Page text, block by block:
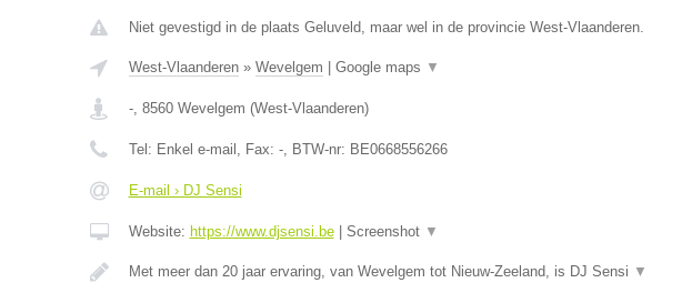
Niet gevestigd in de plaats Geluveld, maar wel in de provincie West-Vlaanderen.
West-Vlaanderen» Wevelgem Google maps ▼
-, 8560 Wevelgem (West-Vlaanderen)
Tel: Enkel e-mail , Fax: -, BTW-nr: BE0668556266
E-mail › DJ Sensi
Website: https://www.djsensi.be| Screenshot ▼
Met meer dan 20 jaar ervaring, van Wevelgem tot Nieuw-Zeeland, is DJ Sensi ▼